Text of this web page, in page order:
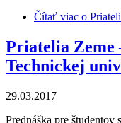
Čítať viac o
Priatelia Zeme
Technickej
29.03.2017
Prednáška pre